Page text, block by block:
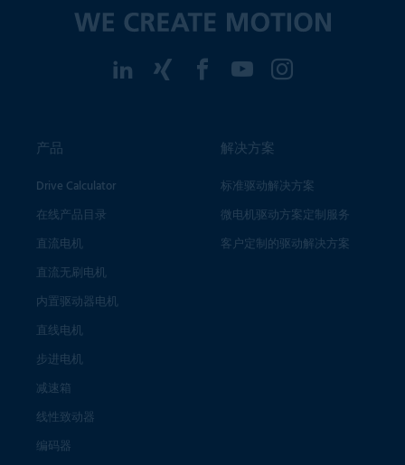
产品
Drive Calculator
在线产品目录
直流电机
直流无刷电机
内置驱动器电机
直线电机
步进电机
减速箱
线性致动器
编码器
解决方案
标准驱动解决方案
微电机驱动方案定制服务
客户定制的驱动解决方案